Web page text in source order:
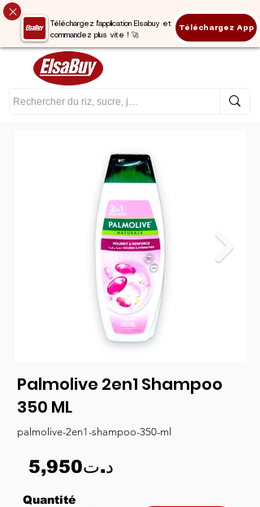
Téléchargez l'application Elsabuy et
commandez plus vite ! 🚀
Téléchargez App
Palmolive 2en1 Shampoo
350 ML
palmolive-2en1-shampoo-350-ml
5,950د.ت
Quantité